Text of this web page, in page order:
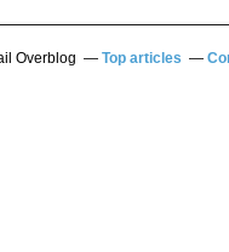
Overblog Top articles